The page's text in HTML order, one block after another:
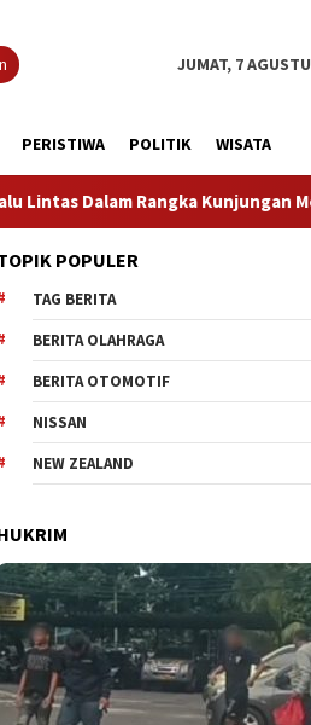
JUMAT, 7
PERISTIWA POLITIK WISATA
Menteri Pertahanan RI
POPULER
TAG BERITA
BERITA OLAHRAGA
BERITA OTOMOTIF
NISSAN
NEW ZEALAND